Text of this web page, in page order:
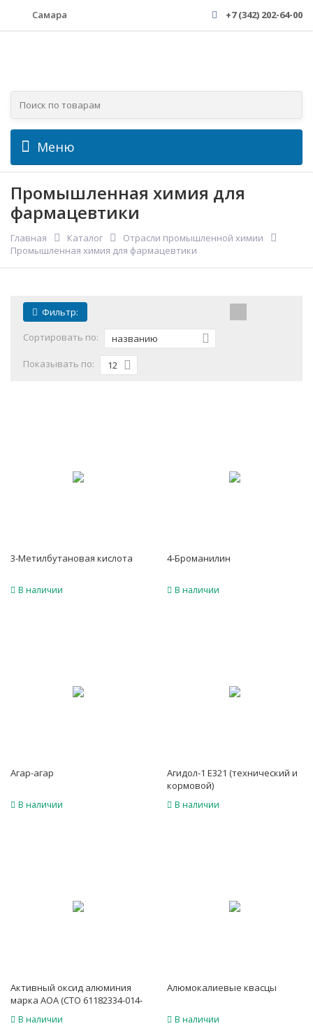
Самара +7 (342) 202-64-00
Меню
Промышленная химия для
фармацевтики
Главная Каталог
Отрасли промышленной химии
Промышленная химия для фармацевтики
Фильтр:
Сортировать по: названию
Показывать по: 12
3-Метилбутановая кислота
В наличии
4-Броманилин
В наличии
Агар-агар
В наличии
Агидол-1 E321 (технический и
кормовой)
В наличии
Активный оксид алюминия
марка АОА (СТО 61182334-014-
В наличии
Алюмокалиевые квасцы
В наличии